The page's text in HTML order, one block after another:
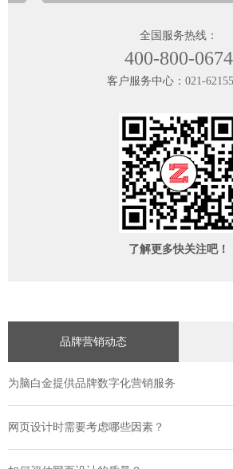
全国服务热线：
400-800-0674
客户服务中心： 021-
了解更多快关注吧！
品牌营销动态
为脑白金提供品牌数字化营销服务
网页设计时需要考虑哪些因素？